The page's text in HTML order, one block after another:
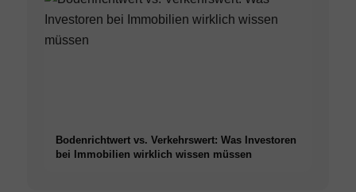
Bodenrichtwert vs. Verkehrswert: Was Investoren
bei Immobilien wirklich wissen müssen